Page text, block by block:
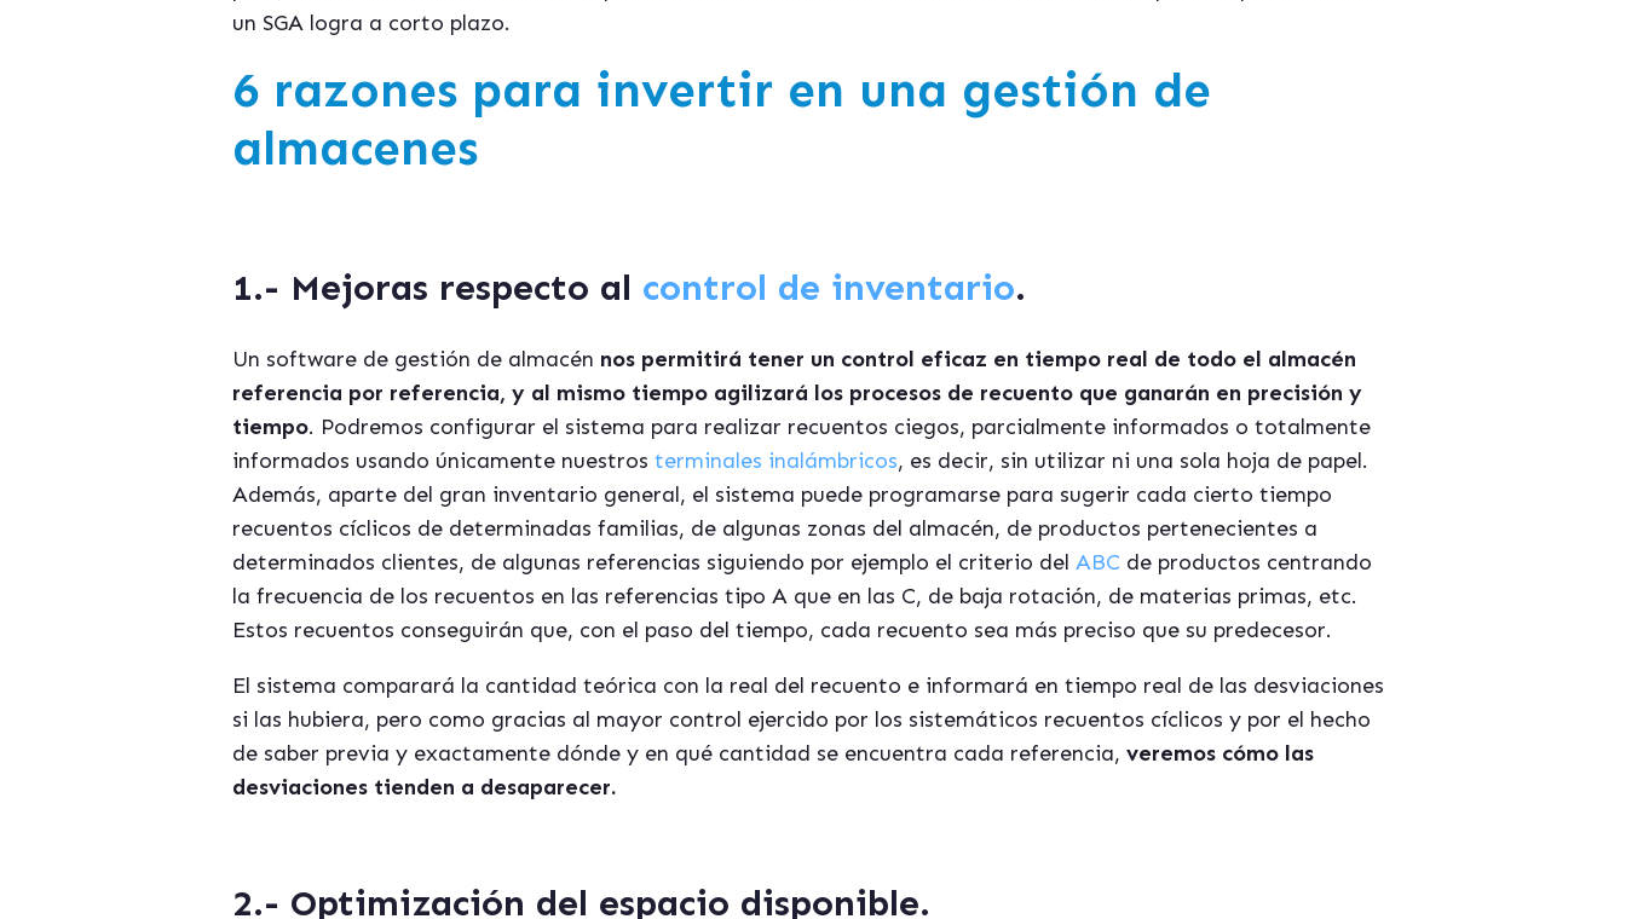
un SGA logra a corto plazo.
6 razones para invertir en una gestión de
almacenes
1.- Mejoras respecto al control de inventario.
Un software de gestión de almacén nos permitirá tener un control eficaz en tiempo real de todo el almacén
referencia por referencia, y al mismo tiempo agilizará los procesos de recuento que ganarán en precisión y
tiempo. Podremos configurar el sistema para realizar recuentos ciegos, parcialmente informados o totalmente
informados usando únicamente nuestros terminales inalámbricos, es decir, sin utilizar ni una sola hoja de papel.
Además, aparte del gran inventario general, el sistema puede programarse para sugerir cada cierto tiempo
recuentos cíclicos de determinadas familias, de algunas zonas del almacén, de productos pertenecientes a
determinados clientes, de algunas referencias siguiendo por ejemplo el criterio del ABC de productos centrando
la frecuencia de los recuentos en las referencias tipo A que en las C, de baja rotación, de materias primas, etc.
Estos recuentos conseguirán que, con el paso del tiempo, cada recuento sea más preciso que su predecesor.
El sistema comparará la cantidad teórica con la real del recuento e informará en tiempo real de las desviaciones
si las hubiera, pero como gracias al mayor control ejercido por los sistemáticos recuentos cíclicos y por el hecho
de saber previa y exactamente dónde y en qué cantidad se encuentra cada referencia, veremos cómo las
desviaciones tienden a desaparecer.
2.- Optimización del espacio disponible.